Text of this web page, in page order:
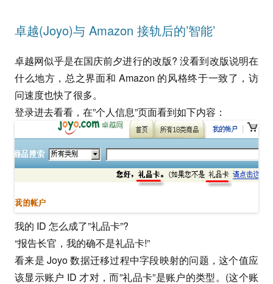
卓越(Joyo)与 Amazon 接轨后的’智能’
卓越网似乎是在国庆前夕进行的改版? 没看到改版说明在
什么地方，总之界面和 Amazon 的风格终于一致了，访
问速度也快了很多。
登录进去看看，在”个人信息”页面看到如下内容：
我的 ID 怎么成了”礼品卡”?
“报告长官，我的确不是礼品卡!”
看来是 Joyo 数据迁移过程中字段映射的问题，这个值应
该显示账户 ID 才对，而”礼品卡”是账户的类型。(这个账